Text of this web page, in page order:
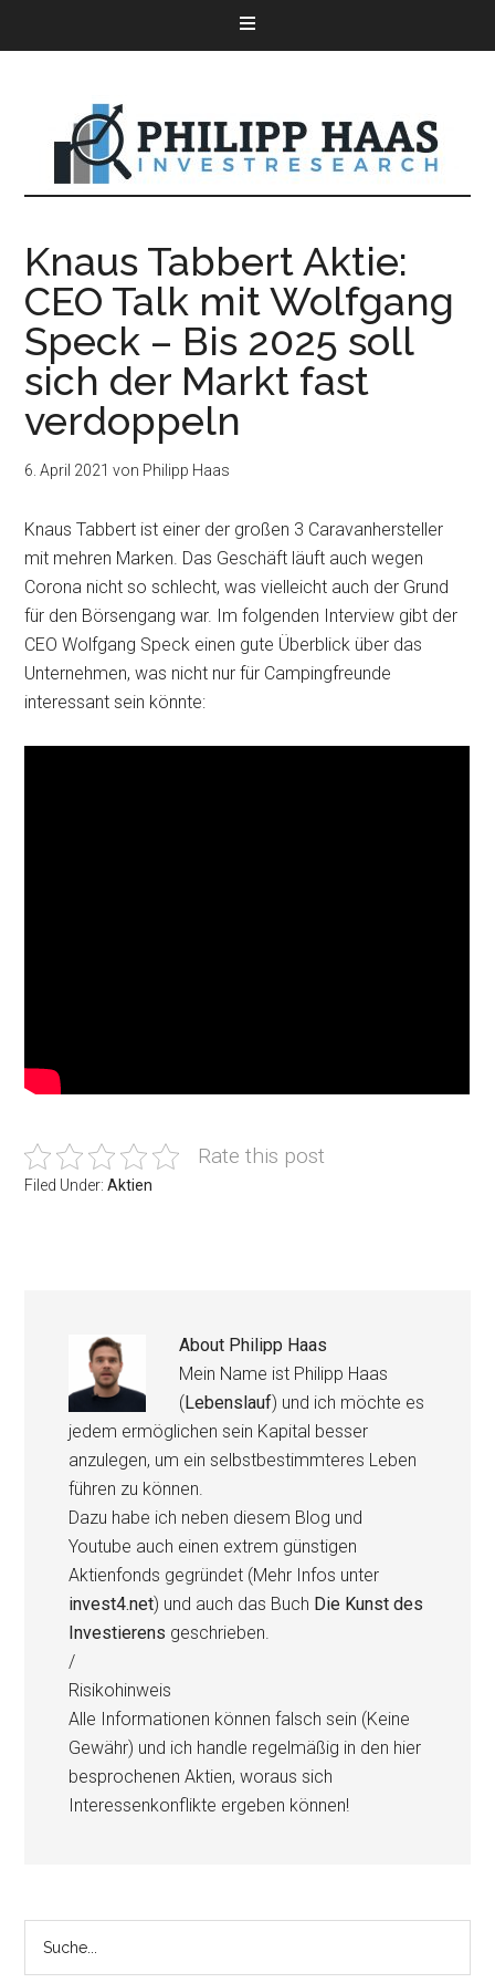
Knaus Tabbert Aktie:
CEO Talk mit Wolfgang
Speck – Bis 2025 soll
sich der Markt fast
verdoppeln
6. April 2021 von Philipp Haas
Knaus Tabbert ist einer der großen 3 Caravanhersteller
mit mehren Marken. Das Geschäft läuft auch wegen
Corona nicht so schlecht, was vielleicht auch der Grund
für den Börsengang war. Im folgenden Interview gibt der
CEO Wolfgang Speck einen gute Überblick über das
Unternehmen, was nicht nur für Campingfreunde
interessant sein könnte:
Rate this post
Filed Under:Aktien
About Philipp Haas
Mein Name ist Philipp Haas
(Lebenslauf) und ich möchte es
jedem ermöglichen sein Kapital besser
anzulegen, um ein selbstbestimmteres Leben
führen zu können.
Dazu habe ich neben diesem Blog und
Youtube auch einen extrem günstigen
Aktienfonds gegründet (Mehr Infos unter
invest4.net) und auch das Buch Die Kunst des
Investierens geschrieben.
/
Risikohinweis
Alle Informationen können falsch sein (Keine
Gewähr) und ich handle regelmäßig in den hier
besprochenen Aktien, woraus sich
Interessenkonflikte ergeben können!